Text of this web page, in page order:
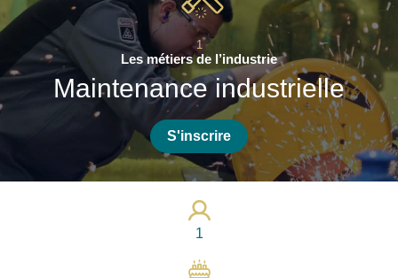
1
Les métiers de l’industrie
Maintenance industrielle
1
S'inscrire
Nos partenaires
Actualités Education
Photos
Vidéos
Contactez-nous
Shanghai 2026
Questions fréquentes